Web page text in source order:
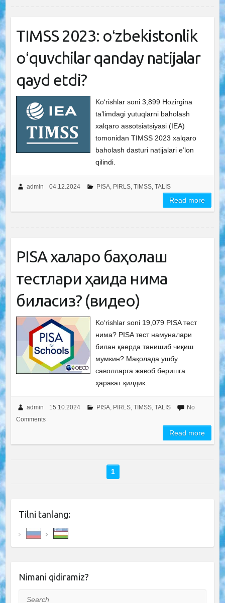
TIMSS 2023: oʻzbekistonlik
oʻquvchilar qanday natijalar
qayd etdi?
Ko‘rishlar soni 3,899 Hozirgina
taʼlimdagi yutuqlarni baholash
xalqaro assotsiatsiyasi (IEA)
tomonidan TIMSS 2023 xalqaro
baholash dasturi natijalari e’lon
qilindi.
admin 04.12.2024 PISA, PIRLS, TIMSS, TALIS
Read more
PISA халқаро баҳолаш
тестлари ҳақида нима
биласиз? (видео)
Ko‘rishlar soni 19,079 PISA тест
нима? PISA тест намуналари
билан қаерда танишиб чиқиш
мумкин? Мақолада ушбу
саволларга жавоб беришга
ҳаракат қилдик.
admin 15.10.2024 PISA, PIRLS, TIMSS, TALIS
No
Comments
Read more
1
Tilni tanlang:
Nimani qidiramiz?
Search